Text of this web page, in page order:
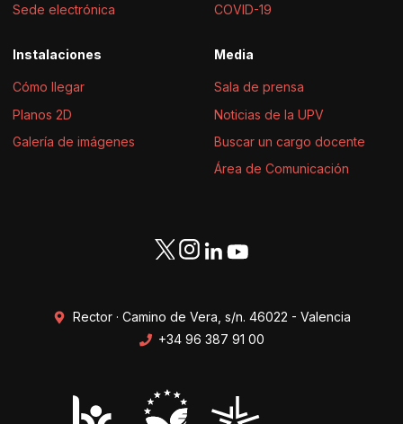
Sede electrónica
COVID-19
Instalaciones
Cómo llegar
Planos 2D
Galería de imágenes
Media
Sala de prensa
Noticias de la UPV
Buscar un cargo docente
Área de Comunicación
Rector · Camino de Vera, s/n. 46022 - Valencia
+34 96 387 91 00